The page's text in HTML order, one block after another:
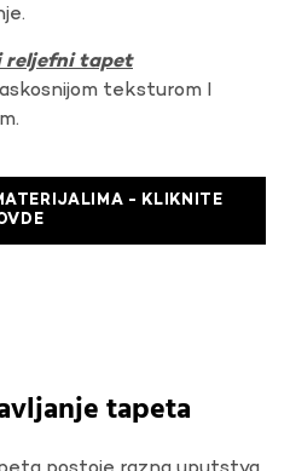
reljefni tapet
teksturom I
- KLIKNITE
tapeta